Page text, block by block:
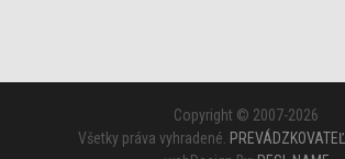
Copyright © 2007-2026
Všetky práva vyhradené.